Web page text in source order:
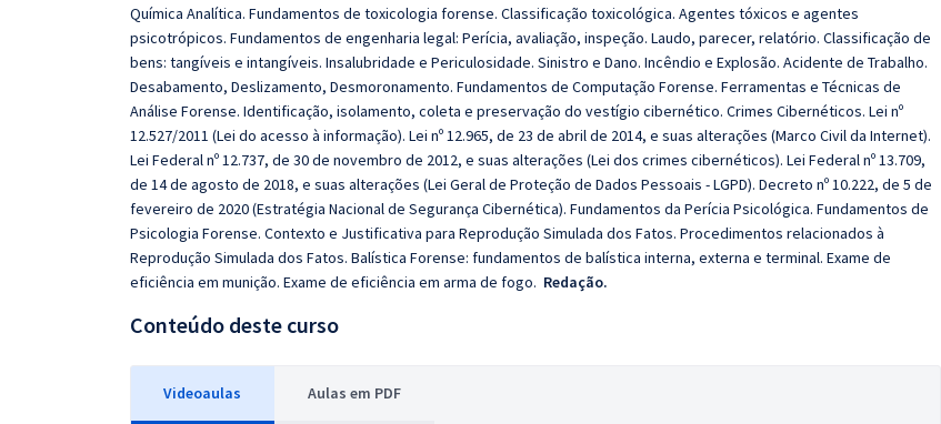
Química Analítica. Fundamentos de toxicologia forense. Classificação toxicológica. Agentes tóxicos e agentes
psicotrópicos. Fundamentos de engenharia legal: Perícia, avaliação, inspeção. Laudo, parecer, relatório. Classificação de
bens: tangíveis e intangíveis. Insalubridade e Periculosidade. Sinistro e Dano. Incêndio e Explosão. Acidente de Trabalho.
Desabamento, Deslizamento, Desmoronamento. Fundamentos de Computação Forense. Ferramentas e Técnicas de
Análise Forense. Identificação, isolamento, coleta e preservação do vestígio cibernético. Crimes Cibernéticos. Lei nº
12.527/2011 (Lei do acesso à informação). Lei nº 12.965, de 23 de abril de 2014, e suas alterações (Marco Civil da Internet).
Lei Federal nº 12.737, de 30 de novembro de 2012, e suas alterações (Lei dos crimes cibernéticos). Lei Federal nº 13.709,
de 14 de agosto de 2018, e suas alterações (Lei Geral de Proteção de Dados Pessoais - LGPD). Decreto nº 10.222, de 5 de
fevereiro de 2020 (Estratégia Nacional de Segurança Cibernética). Fundamentos da Perícia Psicológica. Fundamentos de
Psicologia Forense. Contexto e Justificativa para Reprodução Simulada dos Fatos. Procedimentos relacionados à
Reprodução Simulada dos Fatos. Balística Forense: fundamentos de balística interna, externa e terminal. Exame de
eficiência em munição. Exame de eficiência em arma de fogo. Redação.
Conteúdo deste curso
Videoaulas Aulas em PDF